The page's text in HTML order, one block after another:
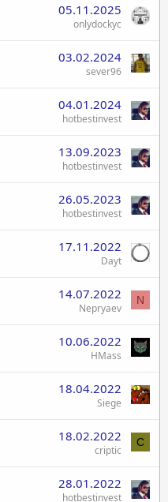
05.11.2025
onlydockyc
03.02.2024
sever96
04.01.2024
hotbestinvest
13.09.2023
hotbestinvest
26.05.2023
hotbestinvest
17.11.2022
Dayt
14.07.2022
Nepryaev
N
10.06.2022
HMass
18.04.2022
Siege
18.02.2022
criptic
C
28.01.2022
hotbestinvest